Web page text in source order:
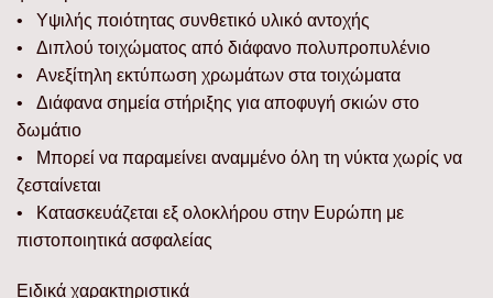
• Υψιλής ποιότητας συνθετικό υλικό αντοχής
• Διπλού τοιχώματος από διάφανο πολυπροπυλένιο
• Ανεξίτηλη εκτύπωση χρωμάτων στα τοιχώματα
• Διάφανα σημεία στήριξης για αποφυγή σκιών στο
δωμάτιο
• Μπορεί να παραμείνει αναμμένο όλη τη νύκτα χωρίς να
ζεσταίνεται
• Κατασκευάζεται εξ ολοκλήρου στην Ευρώπη με
πιστοποιητικά ασφαλείας
Ειδικά χαρακτηριστικά